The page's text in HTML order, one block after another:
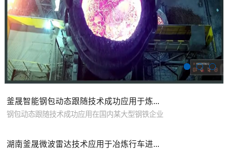
釜晟智能钢包动态跟随技术成功应用于炼...
钢包动态跟随技术成功应用在国内某大型钢铁企业
湖南釜晟微波雷达技术应用于冶炼行车进...